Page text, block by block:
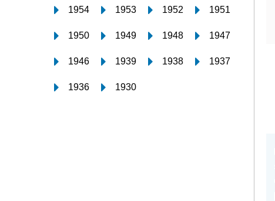
1954 1953 1952 1951
1950 1949 1948 1947
1946 1939 1938 1937
1936 1930